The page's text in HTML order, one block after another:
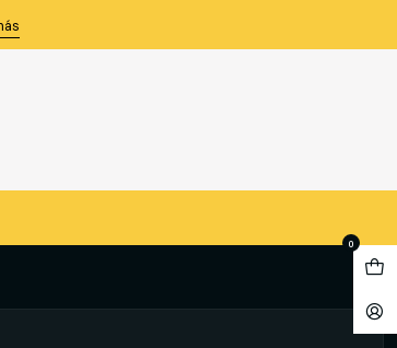
0
AZUL T/XL
PREMIUM M/L